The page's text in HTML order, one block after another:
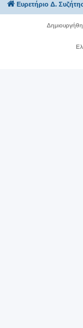
Ευρετήριο Δ.